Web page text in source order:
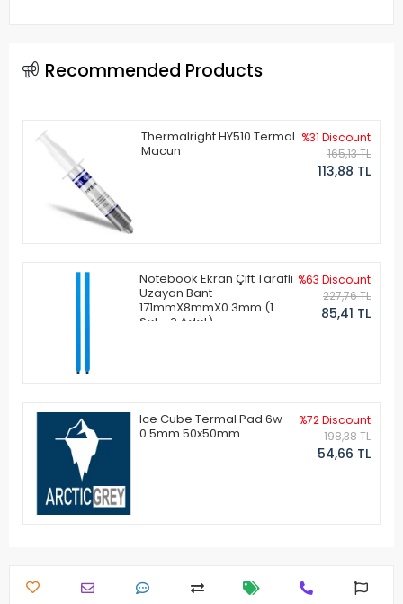
Recommended Products
Thermalright HY510 Termal
Macun
%31 Discount
165,13 TL
113,88 TL
Notebook Ekran Çift Taraflı
Uzayan Bant
171mmX8mmX0.3mm (1
Set - 2 Adet)
%63 Discount
227,76 TL
85,41 TL
Ice Cube Termal Pad 6w
0.5mm 50x50mm
%72 Discount
198,38 TL
54,66 TL